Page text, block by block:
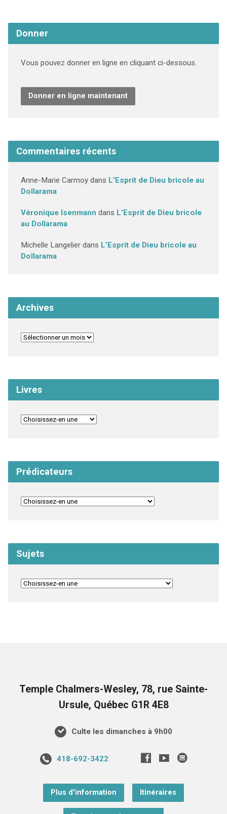
Donner
Vous pouvez donner en ligne en cliquant ci-dessous.
Donner en ligne maintenant
Commentaires récents
Anne-Marie Carmoydans L’Esprit de Dieu bricole au
Dollarama
Véronique Isenmann dans L’Esprit de Dieu bricole
au Dollarama
Michelle Langelierdans L’Esprit de Dieu bricole au
Dollarama
Archives
Livres
Prédicateurs
Sujets
Temple Chalmers-Wesley, 78, rue Sainte-
Ursule, Québec G1R 4E8
Culte les dimanches à 9h00
418-692-3422
Plus d'information Itinéraires